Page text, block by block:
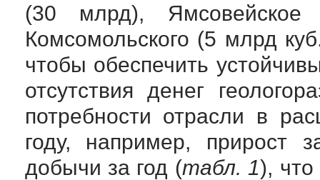
(30 млрд),
Комсомольского (5 млрд
чтобы обеспечить
отсутствия денег
потребности отрасли в
году, например, прирост
добычи за год (табл. 1), что